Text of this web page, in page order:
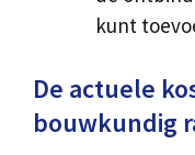
kunt
De actuele
bouwkundig